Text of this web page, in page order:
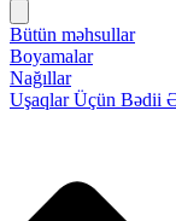
Bütün məhsullar
Boyamalar
Nağıllar
Uşaqlar Üçün Bədii